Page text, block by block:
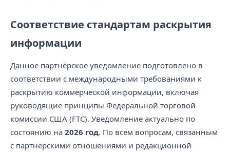
Соответствие стандартам раскрытия
информации
Данное партнёрское уведомление подготовлено в
соответствии с международными требованиями к
раскрытию коммерческой информации, включая
руководящие принципы Федеральной торговой
комиссии США (FTC). Уведомление актуально по
состоянию на 2026 год. По всем вопросам, связанным
с партнёрскими отношениями и редакционной